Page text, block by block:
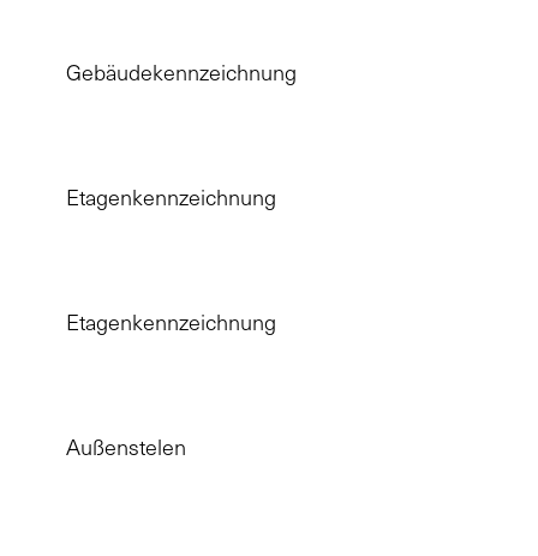
Gebäudekennzeichnung
Etagenkennzeichnung
Etagenkennzeichnung
Außenstelen